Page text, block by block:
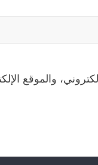
والموقع